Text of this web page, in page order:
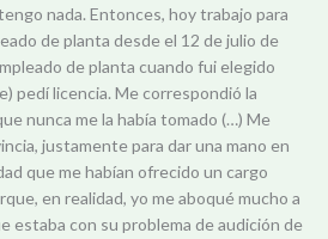
nada. Entonces, hoy trabajo para
de planta desde el 12 de julio de
de planta cuando fui elegido
pedí licencia. Me correspondió la
nunca me la había tomado (…) Me
justamente para dar una mano en
que me habían ofrecido un cargo
en realidad, yo me aboqué mucho a
estaba con su problema de audición de